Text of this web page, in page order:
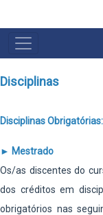
NAVEGAÇÃO
PRINCIPAL
Disciplinas
Disciplinas Obrigatórias:
► Mestrado
Os/as discentes do
dos créditos em
obrigatórios nas